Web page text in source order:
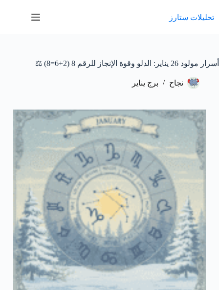
المحتوى
تحليلات ستارز
أسرار مولود 26 يناير: الدلو وقوة الإنجاز للرقم 8 (2+6=8) ⚖️
نجاح برج يناير